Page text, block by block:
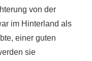
von der
im Hinterland als
einer guten
sie